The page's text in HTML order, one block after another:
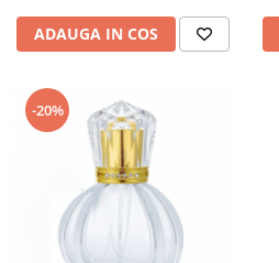
ADAUGA IN COS
-20%